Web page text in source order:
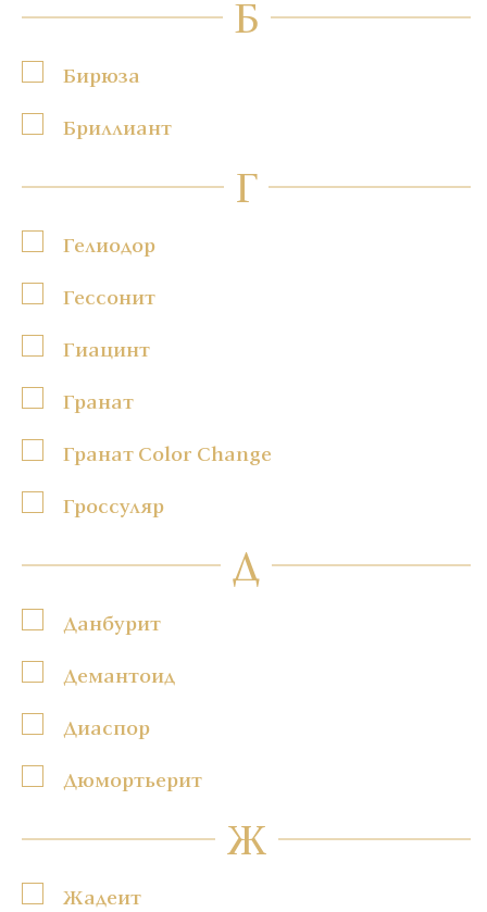
Б
Бирюза
Бриллиант
Г
Гелиодор
Гессонит
Гиацинт
Гранат
Гранат Color Change
Гроссуляр
Д
Данбурит
Демантоид
Диаспор
Дюмортьерит
Ж
Жадеит